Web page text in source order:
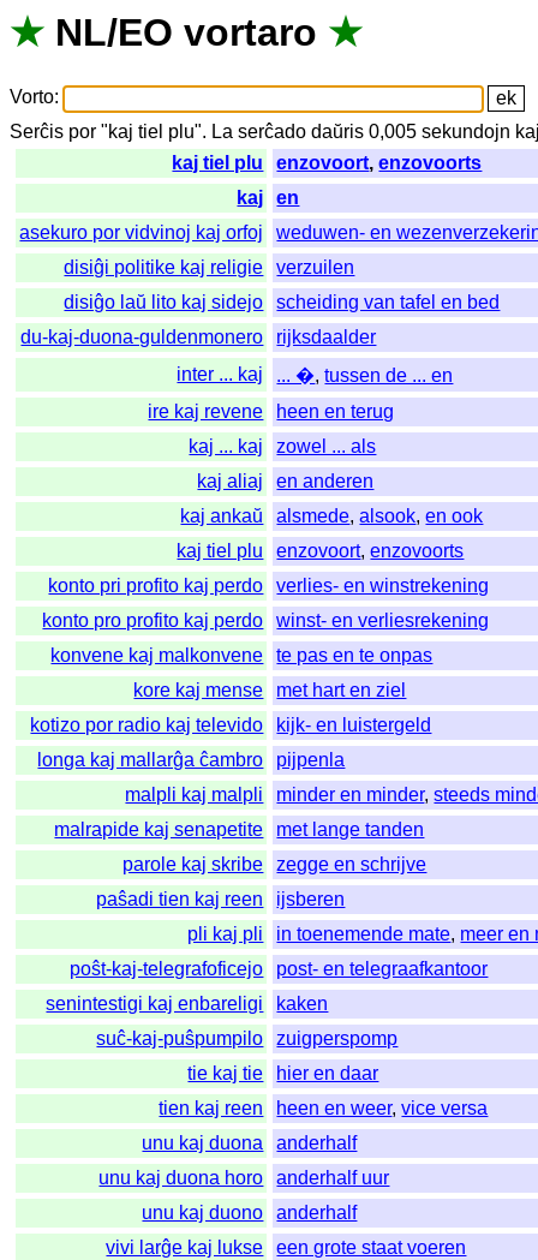
★ NL/EO vortaro ★
Vorto:
Serĉis por "kaj tiel plu". La serĉado daŭris 0,005sekundojn
kaj tiel plu
enzovoort,enzovoorts
kaj
en
asekuro por vidvinoj kaj orfoj
weduwen- en
disiĝi politike kaj religie
verzuilen
disiĝo laŭ lito kaj sidejo
scheiding van tafel en bed
du-kaj-duona-guldenmonero
rijksdaalder
inter ... kaj
... �,tussen de ... en
ire kaj revene
heen en terug
kaj ... kaj
zowel ... als
kaj aliaj
en anderen
kaj ankaŭ
alsmede,alsook,en ook
kaj tiel plu
enzovoort,enzovoorts
konto pri profito kaj perdo
verlies- en winstrekening
konto pro profito kaj perdo
winst- en verliesrekening
konvene kaj malkonvene
te pas en te onpas
kore kaj mense
met hart en ziel
kotizo por radio kaj televido
kijk- en luistergeld
longa kaj mallarĝa ĉambro
pijpenla
malpli kaj malpli
minder en minder,steeds
malrapide kaj senapetite
met lange tanden
parole kaj skribe
zegge en schrijve
paŝadi tien kaj reen
ijsberen
pli kaj pli
in toenemende mate, meer en
poŝt-kaj-telegrafoficejo
post- en telegraafkantoor
senintestigi kaj enbareligi
kaken
suĉ-kaj-puŝpumpilo
zuigperspomp
tie kaj tie
hier en daar
tien kaj reen
heen en weer,vice versa
unu kaj duona
anderhalf
unu kaj duona horo
anderhalf uur
unu kaj duono
anderhalf
vivi larĝe kaj lukse
een grote staat voeren